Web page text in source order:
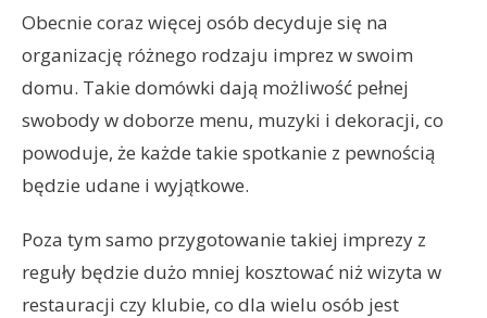
Obecnie coraz więcej osób decyduje się na
organizację różnego rodzaju imprez w swoim
domu. Takie domówki dają możliwość pełnej
swobody w doborze menu, muzyki i dekoracji, co
powoduje, że każde takie spotkanie z pewnością
będzie udane i wyjątkowe.
Poza tym samo przygotowanie takiej imprezy z
reguły będzie dużo mniej kosztować niż wizyta w
restauracji czy klubie, co dla wielu osób jest